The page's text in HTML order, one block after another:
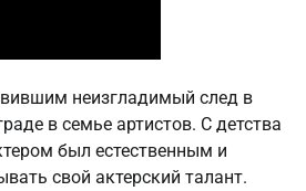
неизгладимый след в
в семье артистов. С детства
был естественным и
свой актерский талант.